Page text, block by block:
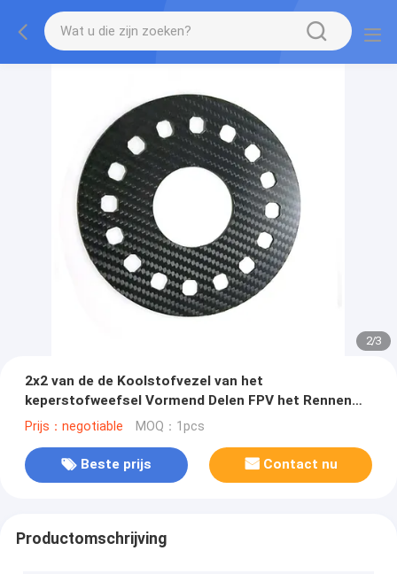
2/3
2x2 van de de Koolstofvezel van het
keperstofweefsel Vormend Delen FPV het Rennen
Hommelkader
Prijs：negotiable MOQ：1pcs
Beste prijs Contact nu
Productomschrijving